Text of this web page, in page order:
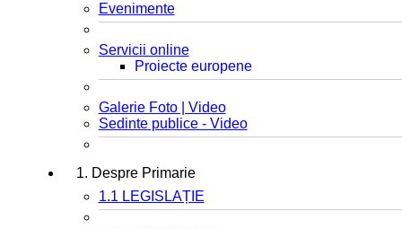
Evenimente
Servicii online
Proiecte europene
Galerie Foto | Video
Sedinte publice - Video
1. Despre Primarie
1.1 LEGISLAȚIE